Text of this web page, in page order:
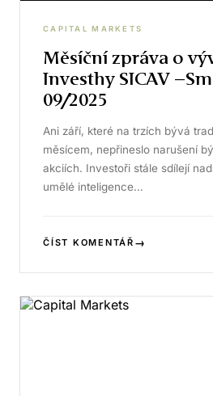
CAPITAL MARKETS
Měsíční zpráva o
Investhy SICAV
09/2025
Ani září, které na trzích bývá
měsícem, nepřineslo narušení
akciích. Investoři stále sdílejí
umělé inteligence…
ČÍST KOMENTÁŘ →